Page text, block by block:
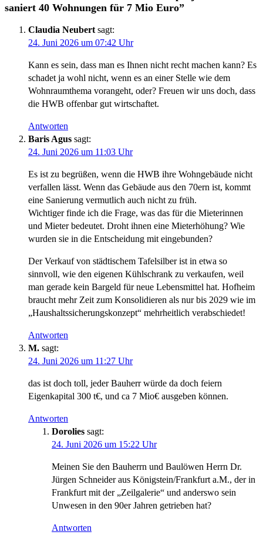
saniert 40 Wohnungen für 7 Mio Euro”
Claudia Neubert sagt:
24. Juni 2026 um 07:42 Uhr
Kann es sein, dass man es Ihnen nicht recht machen kann? Es
schadet ja wohl nicht, wenn es an einer Stelle wie dem
Wohnraumthema vorangeht, oder? Freuen wir uns doch, dass
die HWB offenbar gut wirtschaftet.
Antworten
Baris Agus sagt:
24. Juni 2026 um 11:03 Uhr
Es ist zu begrüßen, wenn die HWB ihre Wohngebäude nicht
verfallen lässt. Wenn das Gebäude aus den 70ern ist, kommt
eine Sanierung vermutlich auch nicht zu früh.
Wichtiger finde ich die Frage, was das für die Mieterinnen
und Mieter bedeutet. Droht ihnen eine Mieterhöhung? Wie
wurden sie in die Entscheidung mit eingebunden?
Der Verkauf von städtischem Tafelsilber ist in etwa so
sinnvoll, wie den eigenen Kühlschrank zu verkaufen, weil
man gerade kein Bargeld für neue Lebensmittel hat. Hofheim
braucht mehr Zeit zum Konsolidieren als nur bis 2029 wie im
„Haushaltssicherungskonzept“ mehrheitlich verabschiedet!
Antworten
M. sagt:
24. Juni 2026 um 11:27 Uhr
das ist doch toll, jeder Bauherr würde da doch feiern
Eigenkapital 300 t€, und ca 7 Mio€ ausgeben können.
Antworten
Dorolies sagt:
24. Juni 2026 um 15:22 Uhr
Meinen Sie den Bauherrn und Baulöwen Herrn Dr.
Jürgen Schneider aus Königstein/Frankfurt a.M., der in
Frankfurt mit der „Zeilgalerie“ und anderswo sein
Unwesen in den 90er Jahren getrieben hat?
Antworten